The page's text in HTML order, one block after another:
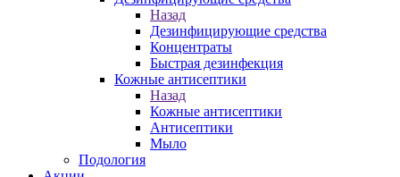
Назад
Дезинфицирующие средства
Концентраты
Быстрая дезинфекция
Кожные антисептики
Назад
Кожные антисептики
Антисептики
Мыло
Подология